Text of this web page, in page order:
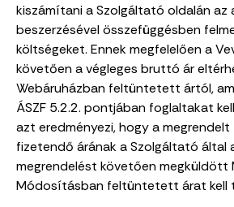
kiszámítani a Szolgáltató oldalán
beszerzésével összefüggésben
költségeket. Ennek megfelelően a
követően a végleges bruttó ár
Webáruházban feltüntetett ártól,
ÁSZF 5.2.2. pontjában foglaltakat
azt eredményezi, hogy a
fizetendő árának a Szolgáltató által
megrendelést követően megküldött
Módosításban feltüntetett árat kell